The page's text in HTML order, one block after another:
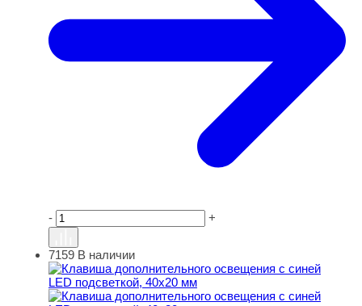
- +
Клавиша дополнительного освещения с синей LED
7159 В наличии